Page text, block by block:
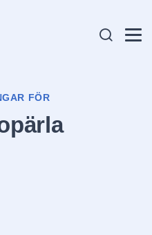
FÖR